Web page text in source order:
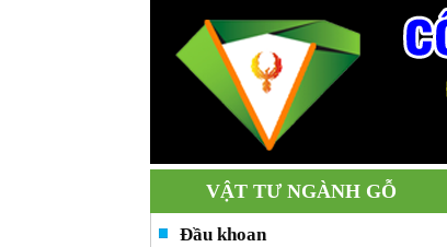
VẬT TƯ NGÀNH GỖ
Đầu khoan